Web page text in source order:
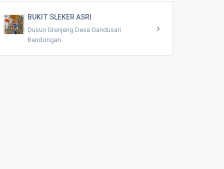
BUKIT SLEKER ASRI
Dusun Grenjeng Desa Gandusari
Bandongan